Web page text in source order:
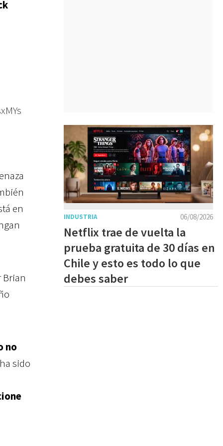
en
Brian
no
sido
06/08/2026
INDUSTRIA
Netflix trae de vuelta la
prueba gratuita de 30 días en
Chile y esto es todo lo que
debes saber